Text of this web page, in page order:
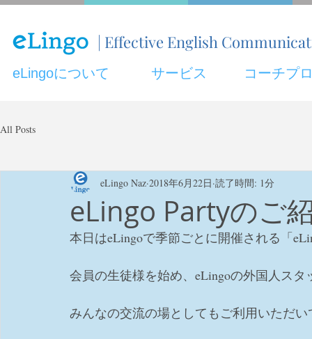
| Effective English
eLingoについて サービス コーチプ
All Posts
eLingo Partyのご
eLingo Naz 2018年6月22日 読了時間: 1分
本日はeLingoで季節ごとに開催される「
会員の生徒様を始め、eLingoの外国人ス
みんなの交流の場としてもご利用いただ